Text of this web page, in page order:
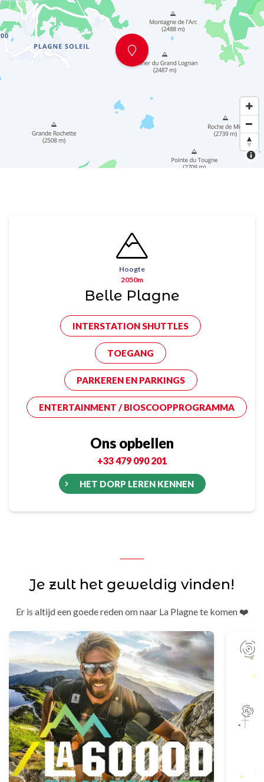
Hoogte
2050m
Belle Plagne
INTERSTATION SHUTTLES
TOEGANG
PARKEREN EN PARKINGS
ENTERTAINMENT / BIOSCOOPPROGRAMMA
Ons opbellen
+33 479 090 201
HET DORP LEREN KENNEN
Je zult het geweldig vinden!
Er is altijd een goede reden om naar La Plagne te komen ❤️